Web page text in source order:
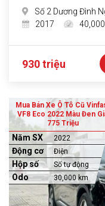
Số 2 Dương Đình
2017
930 triệu
Mua Bán Xe Ô Tô Cũ
VF8 Eco 2022 Màu Đen
775 Triệu
Năm SX 2022
Động cơ Điện
Hộp số Số tự động
Odo 30,000 km